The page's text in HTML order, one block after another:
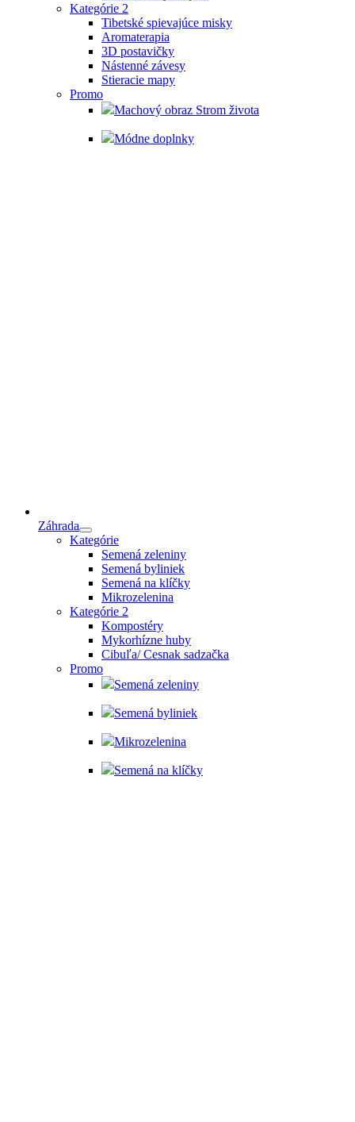
Kategórie 2
Tibetské spievajúce misky
Aromaterapia
3D postavičky
Nástenné závesy
Stieracie mapy
Promo
Machový obraz Strom života
Módne doplnky
Záhrada
Kategórie
Semená zeleniny
Semená byliniek
Semená na klíčky
Mikrozelenina
Kategórie 2
Kompostéry
Mykorhízne huby
Cibuľa/ Cesnak sadzačka
Promo
Semená zeleniny
Semená byliniek
Mikrozelenina
Semená na klíčky